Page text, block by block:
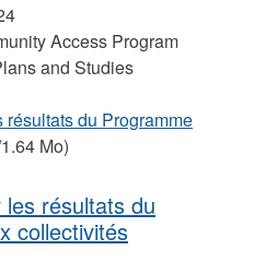
Access Program
and Studies
du Programme
Mo)
résultats du
collectivités